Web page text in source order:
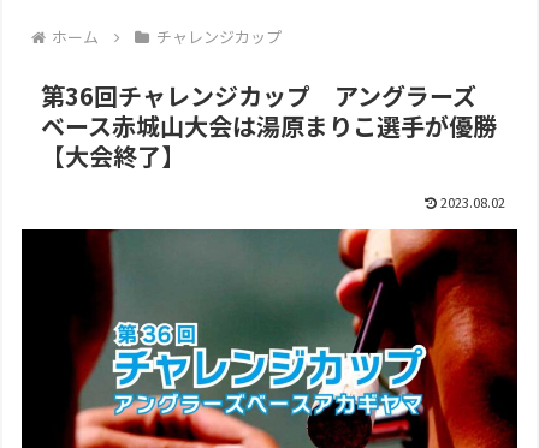
ホーム チャレンジカップ
第36回チャレンジカップ アングラーズ
ベース赤城山大会は湯原まりこ選手が優勝
【大会終了】
2023.08.02